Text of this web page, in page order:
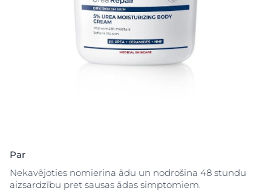
Par
Nekavējoties nomierina ādu un nodrošina 48 stundu
aizsardzību pret sausas ādas simptomiem.